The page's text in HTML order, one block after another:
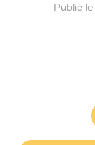
Publié le